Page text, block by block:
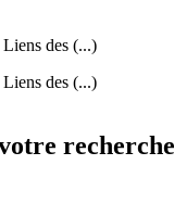
des (...)
des (...)
recherche